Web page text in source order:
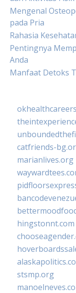
Mengenal
pada Pria
Rahasia
Pentingnya
Anda
Manfaat Detoks
catfriends-
marianlives.org
hingstonnt.com
stsmp.org